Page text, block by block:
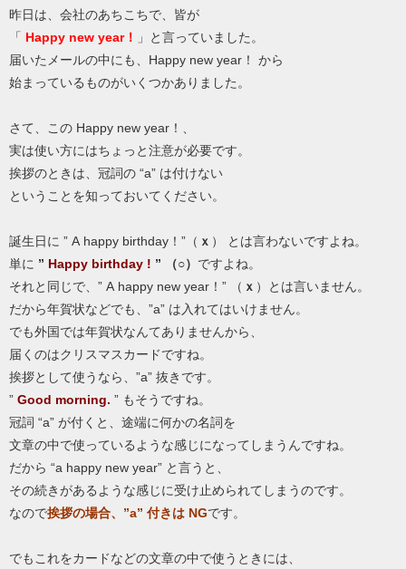
昨日は、会社のあちこちで、皆が
「 Happy new year！
」と言っていました。
届いたメールの中にも、Happy new year！ から
始まっているものがいくつかありました。
さて、この Happy new year！、
実は使い方にはちょっと注意が必要です。
挨拶のときは、冠詞の “a” は付けない
ということを知っておいてください。
誕生日に ” A happy birthday！”（ ｘ ） とは言わないですよね。
単に ” Happy birthday ! ” （○） ですよね。
それと同じで、” A happy new year！” （ ｘ ）とは言いません。
だから年賀状などでも、”a” は入れてはいけません。
でも外国では年賀状なんてありませんから、
届くのはクリスマスカードですね。
挨拶として使うなら、”a” 抜きです。
” Good morning. ” もそうですね。
冠詞 “a” が付くと、途端に何かの名詞を
文章の中で使っているような感じになってしまうんですね。
だから “a happy new year” と言うと、
その続きがあるような感じに受け止められてしまうのです。
なので挨拶の場合、”a” 付きは NGです。
でもこれをカードなどの文章の中で使うときには、